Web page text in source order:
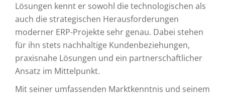
Lösungen kennt er sowohl die technologischen als
auch die strategischen Herausforderungen
moderner ERP-Projekte sehr genau. Dabei stehen
für ihn stets nachhaltige Kundenbeziehungen,
praxisnahe Lösungen und ein partnerschaftlicher
Ansatz im Mittelpunkt.
Mit seiner umfassenden Marktkenntnis und seinem